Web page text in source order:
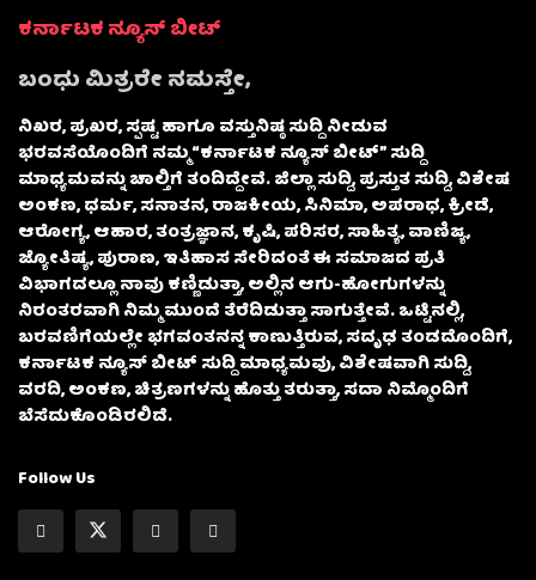
ಕರ್ನಾಟಕ ನ್ಯೂಸ್ ಬೀಟ್
ಬಂಧು ಮಿತ್ರರೇ ನಮಸ್ತೇ,
ನಿಖರ, ಪ್ರಖರ, ಸ್ಪಷ್ಟ ಹಾಗೂ ವಸ್ತುನಿಷ್ಠ ಸುದ್ದಿ ನೀಡುವ
ಭರವಸೆಯೊಂದಿಗೆ ನಮ್ಮ “ಕರ್ನಾಟಕ ನ್ಯೂಸ್ ಬೀಟ್” ಸುದ್ದಿ
ಮಾಧ್ಯಮವನ್ನು ಚಾಲ್ತಿಗೆ ತಂದಿದ್ದೇವೆ. ಜಿಲ್ಲಾ ಸುದ್ದಿ, ಪ್ರಸ್ತುತ ಸುದ್ದಿ, ವಿಶೇಷ
ಅಂಕಣ, ಧರ್ಮ, ಸನಾತನ, ರಾಜಕೀಯ, ಸಿನಿಮಾ, ಅಪರಾಧ, ಕ್ರೀಡೆ,
ಆರೋಗ್ಯ, ಆಹಾರ, ತಂತ್ರಜ್ಞಾನ, ಕೃಷಿ, ಪರಿಸರ, ಸಾಹಿತ್ಯ, ವಾಣಿಜ್ಯ,
ಜ್ಯೋತಿಷ್ಯ, ಪುರಾಣ, ಇತಿಹಾಸ ಸೇರಿದಂತೆ ಈ ಸಮಾಜದ ಪ್ರತಿ
ವಿಭಾಗದಲ್ಲೂ ನಾವು ಕಣ್ಣಿಡುತ್ತಾ, ಅಲ್ಲಿನ ಆಗು-ಹೋಗುಗಳನ್ನು
ನಿರಂತರವಾಗಿ ನಿಮ್ಮ ಮುಂದೆ ತೆರೆದಿಡುತ್ತಾ ಸಾಗುತ್ತೇವೆ. ಒಟ್ಟಿನಲ್ಲಿ,
ಬರವಣಿಗೆಯಲ್ಲೇ ಭಗವಂತನನ್ನ ಕಾಣುತ್ತಿರುವ, ಸದೃಢ ತಂಡದೊಂದಿಗೆ,
ಕರ್ನಾಟಕ ನ್ಯೂಸ್ ಬೀಟ್ ಸುದ್ದಿ ಮಾಧ್ಯಮವು, ವಿಶೇಷವಾಗಿ ಸುದ್ದಿ,
ವರದಿ, ಅಂಕಣ, ಚಿತ್ರಣಗಳನ್ನು ಹೊತ್ತು ತರುತ್ತಾ, ಸದಾ ನಿಮ್ಮೊಂದಿಗೆ
ಬೆಸೆದುಕೊಂಡಿರಲಿದೆ.
Follow Us